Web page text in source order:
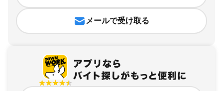
メールで受け取る